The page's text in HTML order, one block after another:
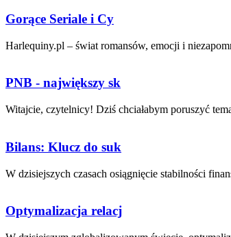
Gorące Seriale i Cy
Harlequiny.pl – świat romansów, emocji i
PNB - największy sk
Witajcie, czytelnicy! Dziś chciałabym ​poruszyć
Bilans: Klucz do suk
W dzisiejszych czasach osiągnięcie stabilności
Optymalizacja relacj